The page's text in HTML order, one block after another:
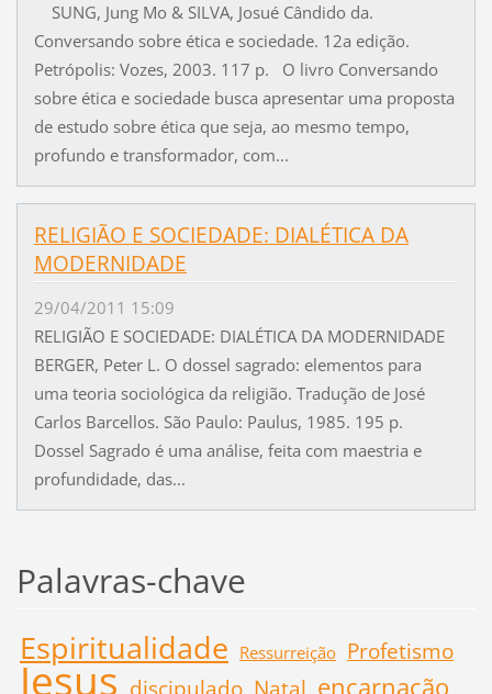
SUNG, Jung Mo & SILVA, Josué Cândido da.
Conversando sobre ética e sociedade. 12a edição.
Petrópolis: Vozes, 2003. 117 p. O livro Conversando
sobre ética e sociedade busca apresentar uma proposta
de estudo sobre ética que seja, ao mesmo tempo,
profundo e transformador, com...
RELIGIÃO E SOCIEDADE: DIALÉTICA DA
MODERNIDADE
29/04/2011 15:09
RELIGIÃO E SOCIEDADE: DIALÉTICA DA MODERNIDADE
BERGER, Peter L. O dossel sagrado: elementos para
uma teoria sociológica da religião. Tradução de José
Carlos Barcellos. São Paulo: Paulus, 1985. 195 p.
Dossel Sagrado é uma análise, feita com maestria e
profundidade, das...
Palavras-chave
Espiritualidade Ressurreição Profetismo
Jesus encarnação